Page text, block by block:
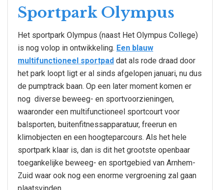
Sportpark Olympus
Het sportpark Olympus (naast Het Olympus College)
is nog volop in ontwikkeling. Een blauw
multifunctioneel sportpad dat als rode draad door
het park loopt ligt er al sinds afgelopen januari, nu dus
de pumptrack baan. Op een later moment komen er
nog diverse beweeg- en sportvoorzieningen,
waaronder een multifunctioneel sportcourt voor
balsporten, buitenfitnessapparatuur, freerun en
klimobjecten en een hoogteparcours. Als het hele
sportpark klaar is, dan is dit het grootste openbaar
toegankelijke beweeg- en sportgebied van Arnhem-
Zuid waar ook nog een enorme vergroening zal gaan